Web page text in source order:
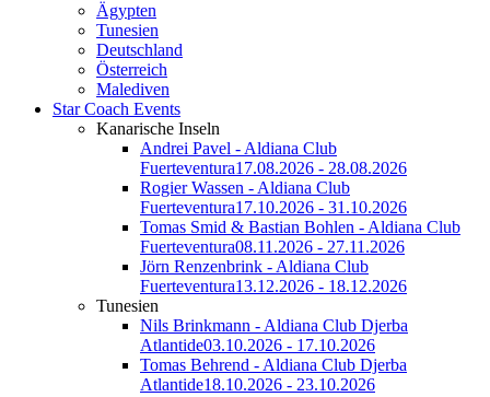
Ägypten
Tunesien
Deutschland
Österreich
Malediven
Star Coach Events
Kanarische Inseln
Andrei Pavel - Aldiana Club
Fuerteventura17.08.2026 - 28.08.2026
Rogier Wassen - Aldiana Club
Fuerteventura17.10.2026 - 31.10.2026
Tomas Smid & Bastian Bohlen - Aldiana Club
Fuerteventura08.11.2026 - 27.11.2026
Jörn Renzenbrink - Aldiana Club
Fuerteventura13.12.2026 - 18.12.2026
Tunesien
Nils Brinkmann - Aldiana Club Djerba
Atlantide03.10.2026 - 17.10.2026
Tomas Behrend - Aldiana Club Djerba
Atlantide18.10.2026 - 23.10.2026